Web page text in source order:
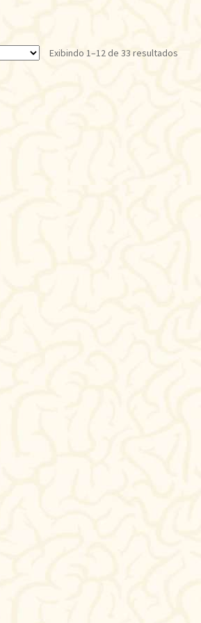
Exibindo 1–12 de 33 resultados